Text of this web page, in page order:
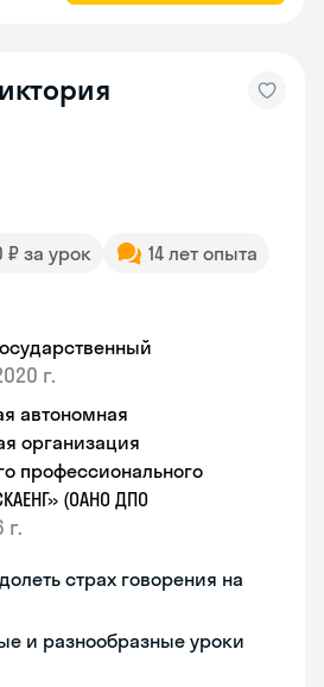
₽ за урок
14 лет опыта
г.
автономная
организация
профессионального
(ОАНО ДПО
г.
страх говорения на
и разнообразные уроки